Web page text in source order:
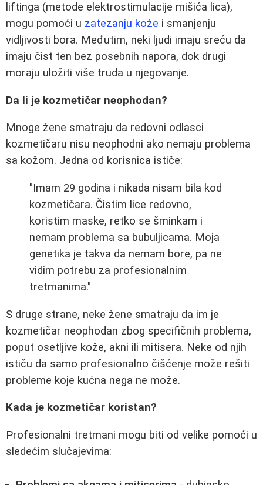
liftinga (metode elektrostimulacije mišića lica),
mogu pomoći u zatezanju kože i smanjenju
vidljivosti bora. Međutim, neki ljudi imaju sreću da
imaju čist ten bez posebnih napora, dok drugi
moraju uložiti više truda u njegovanje.
Da li je kozmetičar neophodan?
Mnoge žene smatraju da redovni odlasci
kozmetičaru nisu neophodni ako nemaju problema
sa kožom. Jedna od korisnica ističe:
"Imam 29 godina i nikada nisam bila kod
kozmetičara. Čistim lice redovno,
koristim maske, retko se šminkam i
nemam problema sa bubuljicama. Moja
genetika je takva da nemam bore, pa ne
vidim potrebu za profesionalnim
tretmanima."
S druge strane, neke žene smatraju da im je
kozmetičar neophodan zbog specifičnih problema,
poput osetljive kože, akni ili mitisera. Neke od njih
ističu da samo profesionalno čišćenje može rešiti
probleme koje kućna nega ne može.
Kada je kozmetičar koristan?
Profesionalni tretmani mogu biti od velike pomoći u
sledećim slučajevima: